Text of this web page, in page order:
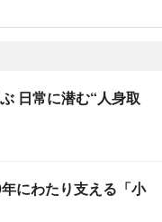
日常に潜む“人身取
にわたり支える「小